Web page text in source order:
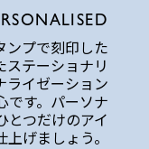
ンプで刻印した
ステーショナリ
ライゼーション
です。パーソナ
とつだけのアイ
上げましょう。